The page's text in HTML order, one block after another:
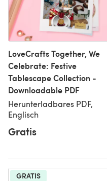
LoveCrafts Together, We
Celebrate: Festive
Tablescape Collection -
Downloadable PDF
Herunterladbares PDF,
Englisch
Gratis
GRATIS